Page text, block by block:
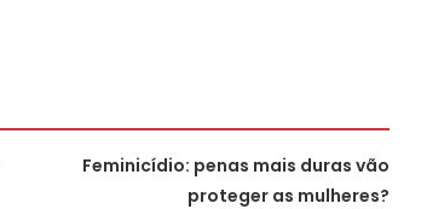
Feminicídio: penas mais duras vão
proteger as mulheres?